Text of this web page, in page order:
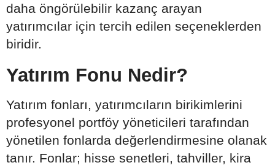
daha öngörülebilir kazanç arayan
yatırımcılar için tercih edilen seçeneklerden
biridir.
Yatırım Fonu Nedir?
Yatırım fonları, yatırımcıların birikimlerini
profesyonel portföy yöneticileri tarafından
yönetilen fonlarda değerlendirmesine olanak
tanır. Fonlar; hisse senetleri, tahviller, kira